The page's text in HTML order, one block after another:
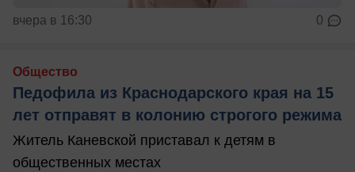
вчера в 16:30 0
Общество
Педофила из Краснодарского края на 15
лет отправят в колонию строгого режима
Житель Каневской приставал к детям в
общественных местах